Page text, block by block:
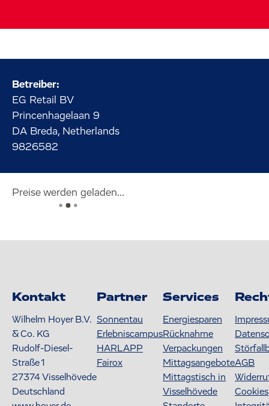
Betreiber:
EG Retail BV
Princenhagelaan 9
DA Breda, Netherlands
9826582
Preise werden geladen...
Kontakt
Wilhelm Hoyer B.V.
& Co. KG
Rudolf-Diesel-
Straße 1
27374Visselhövede
Deutschland
Partner
Sonnentau
Erlebniscampus
HARLAPP
Fairox
Services
Energiesparen
Rücknahme
Verpackungen
Mittagsangebote
Mittagstisch in
Visselhövede
AGB
Cookies